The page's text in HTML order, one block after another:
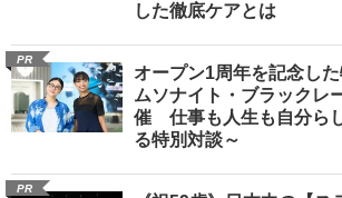
した徹底ケアとは
PR
オープン1周年を記念し
ムソナイト・ブラックレ
催 仕事も人生も自分ら
る特別対談～
PR